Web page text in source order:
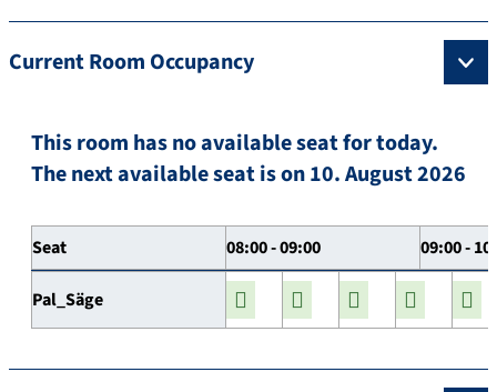
Current Room Occupancy
This room has no available seat for today.
The next available seat is on 10. August 2026
Seat 08:00 - 09:00 09:00 -
Pal_Säge